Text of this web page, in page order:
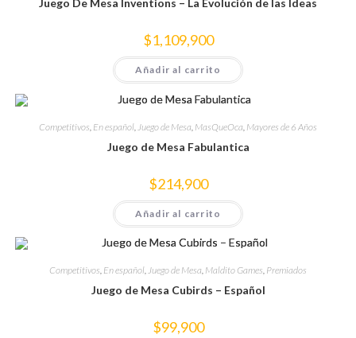
Juego De Mesa Inventions – La Evolución de las Ideas
$1,109,900
Añadir al carrito
Competitivos En español Juego de Mesa MasQueOca Mayores de 6 Años
Juego de Mesa Fabulantica
$214,900
Añadir al carrito
Competitivos, En español,Juego de Mesa, Maldito Games, Premiados
Juego de Mesa Cubirds – Español
$99,900